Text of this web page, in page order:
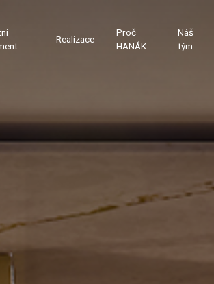
Realizace
Proč
HANÁK
Náš
tým